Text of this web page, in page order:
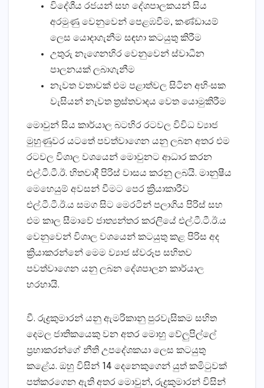
විදේශීය රජයන් සහ දේශපාලකයන් සිය
අරමුණු වෙනුවෙන් පෙළඹවීම, කණ්ඩායම්
ලෙස යොදාගැනීම සඳහා කටයුතු කිරීම
උතුරු නැගෙනහිර වෙනුවෙන් ස්වාධීන
පාලනයක් ලබාගැනීම
නැවත වතාවක් එම පළාත්වල සිටින අහිංසක
වැසියන් නැවත ත්‍රස්තවාදය වෙත යොමුකිරීම
මොවුන් සිය කාර්යාල බටහිර රටවල විවිධ ව්‍යාජ
මුහුණුවර යටතේ පවත්වාගෙන යනු ලබන අතර එම
රටවල විශාල වශයෙන් මොවුනට ආධාර කරන
එල්.ටී.ටී.ඊ. හිතවාදී පිරිස් වාසය කරනු ලබයි. මානුෂීය
මෙහෙයුම් අවසන් වීමට පෙර ක්‍රියාකාරීව
එල්.ටී.ටී.ඊ.ය සමග සිට මෙරටින් පලාගිය පිරිස් සහ
එම කාල සීමාවේ ජාත්‍යන්තර කරලියේ එල්.ටී.ටී.ඊ.ය
වෙනුවෙන් විශාල වශයෙන් කටයුතු කළ පිරිස අද
ක්‍රියාකරන්නේ මෙම ව්‍යාජ ස්වරූප සහිතව
පවත්වාගෙන යනු ලබන දේශපාලන කාර්යාල
හරහායි.
වී. රුද්‍රකුමාරන් යනු ඇමරිකානු පුරවැසිකම සහිත
දෙමල ජාතිකයෙකු වන අතර මොහු වේලුපිල්ලේ
ප්‍රභාකරන්ගේ නීති උපදේශකයා ලෙස කටයුතු
කළේය. ඔහු විසින් 14 දෙනෙකුගෙන් යුත් කමිටුවක්
පත්කරගෙන ඇති අතර මොවුන්, රුද්‍රකුමාරන් විසින්